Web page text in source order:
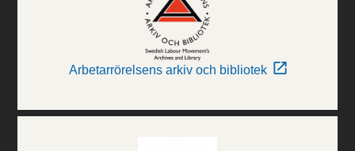
Arbetarrörelsens arkiv och bibliotek